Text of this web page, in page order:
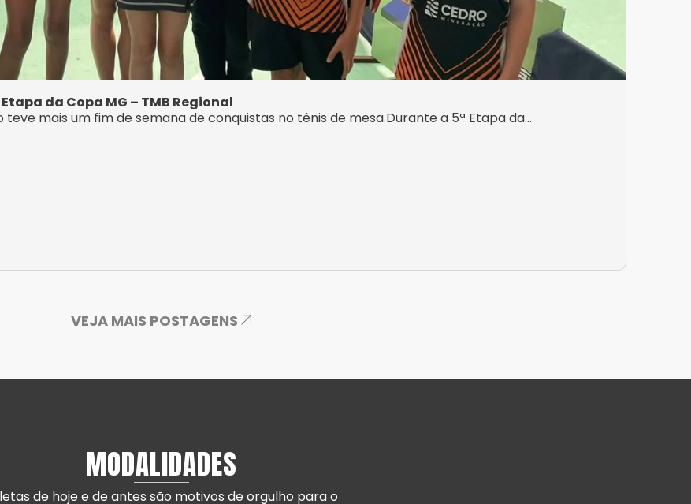
da Copa MG – TMB Regional
teve mais um fim de semana de conquistas no tênis de mesa.Durante a 5ª Etapa da...
VEJA MAIS POSTAGENS
MODALIDADES
de hoje e de antes são motivos de orgulho para o